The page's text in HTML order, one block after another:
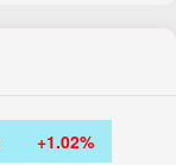
+1.02%